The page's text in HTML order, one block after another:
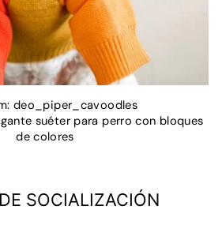
deo_piper_cavoodles
suéter para perro con bloques
de colores
SOCIALIZACIÓN